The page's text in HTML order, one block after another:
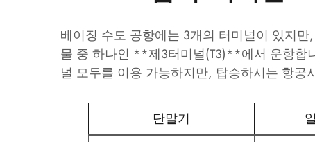
베이징 수도 공항에는 3개의 터미널이 있지
물 중 하나인 **제3터미널(T3)**에서 운항합
널 모두를 이용 가능하지만, 탑승하시는 항
단말기